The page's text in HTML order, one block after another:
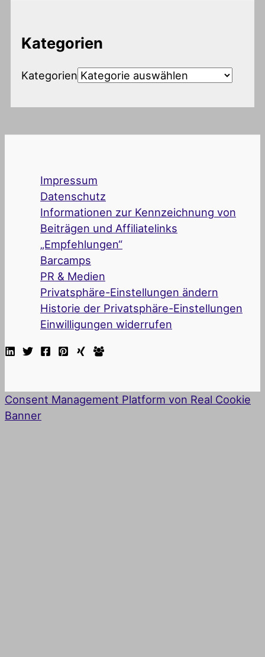
Kategorien
Kategorien
Impressum
Datenschutz
Informationen zur Kennzeichnung von
Beiträgen und Affiliatelinks
„Empfehlungen“
Barcamps
PR & Medien
Privatsphäre-Einstellungen ändern
Historie der Privatsphäre-Einstellungen
Einwilligungen widerrufen
Consent Management Platform von Real Cookie
Banner